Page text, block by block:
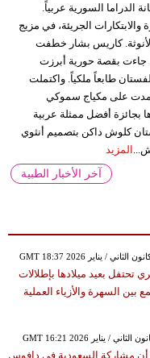
السورية عربياً.
والابتكارات الجريئة، في مزيج
كاريس بشار خطفت
جاءت بقصة حورية أبرزت
طابعاً ملكياً. واكتملت
على مكياج سموكي
بجائزة أفضل ممثلة عربية
كلوش داكن بتصميم أنثوي
المزيد
آخر الأخبار الطبية
تحتفل بعيد ميلادها بإطلالات
بين السهرة والأزياء العملية
أن مشاركة السعودية في دافوس